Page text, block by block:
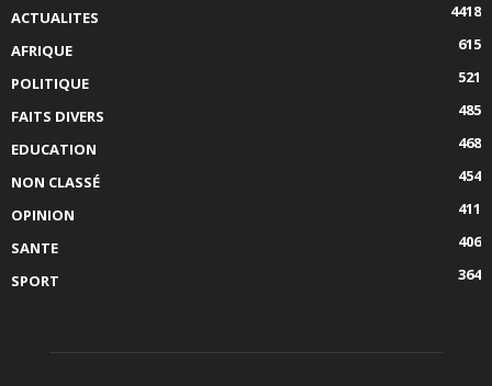
ACTUALITES
4418
AFRIQUE
615
POLITIQUE
521
FAITS DIVERS
485
EDUCATION
468
NON CLASSÉ
454
OPINION
411
SANTE
406
SPORT
364